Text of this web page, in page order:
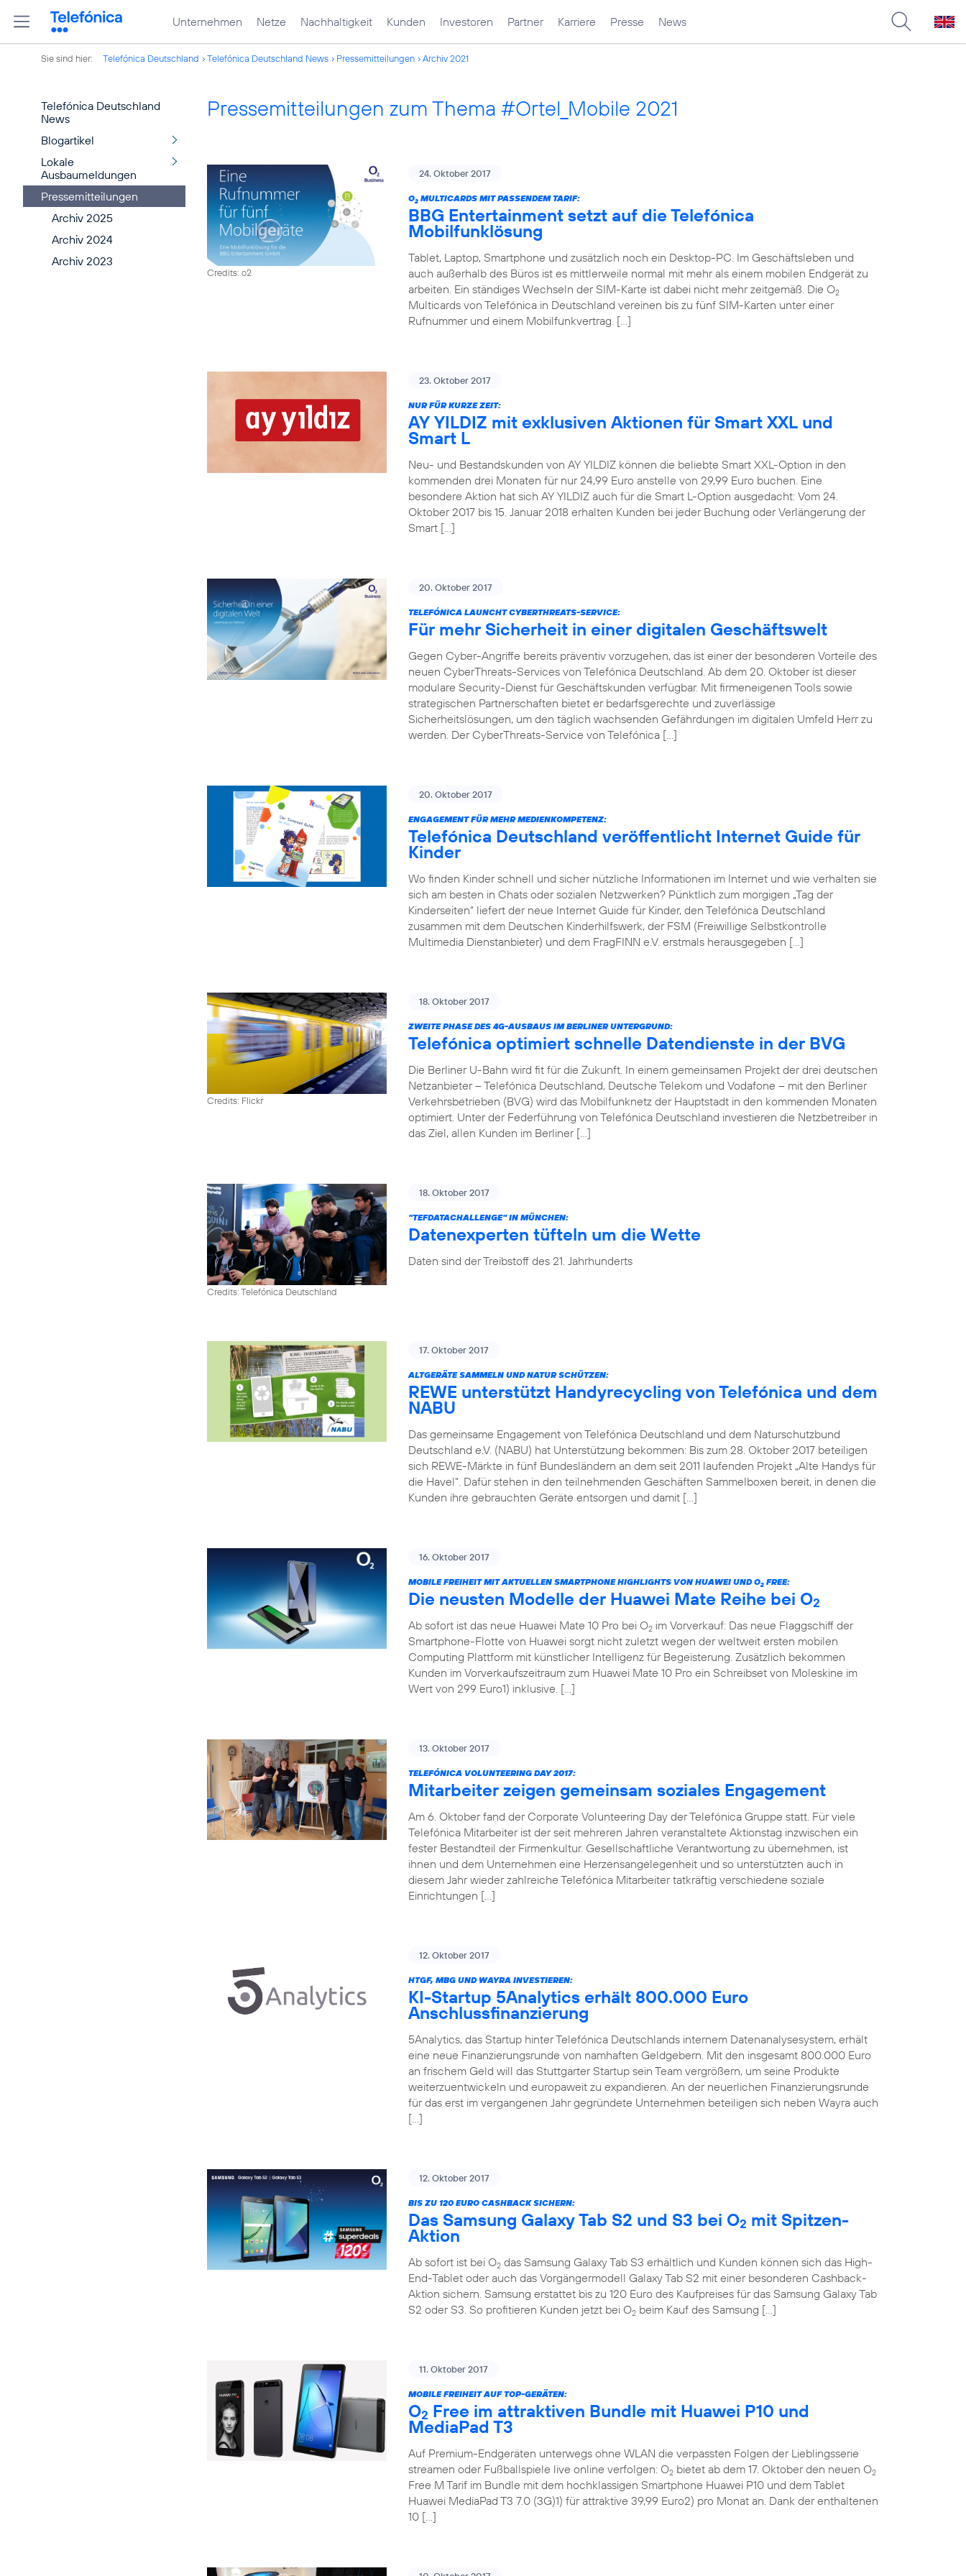
Unternehmen Netze Nachhaltigkeit Kunden Investoren Partner Karriere Presse News
Sie sind hier: Telefónica Deutschland Telefónica Deutschland News Pressemitteilungen Archiv 2021
Telefónica Deutschland
News
Blogartikel
Lokale
Ausbaumeldungen
Pressemitteilungen
Archiv 2025
Archiv 2024
Archiv 2023
Pressemitteilungen zum Thema #Ortel_Mobile 2021
Credits: o2
24. Oktober 2017
O2 MULTICARDS MIT PASSENDEM TARIF:
BBG Entertainment setzt auf die Telefónica
Mobilfunklösung
Tablet, Laptop, Smartphone und zusätzlich noch ein Desktop-PC. Im Geschäftsleben und
auch außerhalb des Büros ist es mittlerweile normal mit mehr als einem mobilen Endgerät zu
arbeiten. Ein ständiges Wechseln der SIM-Karte ist dabei nicht mehr zeitgemäß. Die O2
Multicards von Telefónica in Deutschland vereinen bis zu fünf SIM-Karten unter einer
Rufnummer und einem Mobilfunkvertrag. […]
23. Oktober 2017
NUR FÜR KURZE ZEIT:
AY YILDIZ mit exklusiven Aktionen für Smart XXL und
Smart L
Neu- und Bestandskunden von AY YILDIZ können die beliebte Smart XXL-Option in den
kommenden drei Monaten für nur 24,99 Euro anstelle von 29,99 Euro buchen. Eine
besondere Aktion hat sich AY YILDIZ auch für die Smart L-Option ausgedacht: Vom 24.
Oktober 2017 bis 15. Januar 2018 erhalten Kunden bei jeder Buchung oder Verlängerung der
Smart […]
20. Oktober 2017
TELEFÓNICA LAUNCHT CYBERTHREATS-SERVICE:
Für mehr Sicherheit in einer digitalen Geschäftswelt
Gegen Cyber-Angriffe bereits präventiv vorzugehen, das ist einer der besonderen Vorteile des
neuen CyberThreats-Services von Telefónica Deutschland. Ab dem 20. Oktober ist dieser
modulare Security-Dienst für Geschäftskunden verfügbar. Mit firmeneigenen Tools sowie
strategischen Partnerschaften bietet er bedarfsgerechte und zuverlässige
Sicherheitslösungen, um den täglich wachsenden Gefährdungen im digitalen Umfeld Herr zu
werden. Der CyberThreats-Service von Telefónica […]
20. Oktober 2017
ENGAGEMENT FÜR MEHR MEDIENKOMPETENZ:
Telefónica Deutschland veröffentlicht Internet Guide für
Kinder
Wo finden Kinder schnell und sicher nützliche Informationen im Internet und wie verhalten sie
sich am besten in Chats oder sozialen Netzwerken? Pünktlich zum morgigen „Tag der
Kinderseiten“ liefert der neue Internet Guide für Kinder, den Telefónica Deutschland
zusammen mit dem Deutschen Kinderhilfswerk, der FSM (Freiwillige Selbstkontrolle
Multimedia Dienstanbieter) und dem FragFINN e.V. erstmals herausgegeben […]
Credits: Flickr
18. Oktober 2017
ZWEITE PHASE DES 4G-AUSBAUS IM BERLINER UNTERGRUND:
Telefónica optimiert schnelle Datendienste in der BVG
Die Berliner U-Bahn wird fit für die Zukunft. In einem gemeinsamen Projekt der drei deutschen
Netzanbieter – Telefónica Deutschland, Deutsche Telekom und Vodafone – mit den Berliner
Verkehrsbetrieben (BVG) wird das Mobilfunknetz der Hauptstadt in den kommenden Monaten
optimiert. Unter der Federführung von Telefónica Deutschland investieren die Netzbetreiber in
das Ziel, allen Kunden im Berliner […]
Credits: Telefónica Deutschland
18. Oktober 2017
"TEFDATACHALLENGE" IN MÜNCHEN:
Datenexperten tüfteln um die Wette
Daten sind der Treibstoff des 21. Jahrhunderts
17. Oktober 2017
ALTGERÄTE SAMMELN UND NATUR SCHÜTZEN:
REWE unterstützt Handyrecycling von Telefónica und dem
NABU
Das gemeinsame Engagement von Telefónica Deutschland und dem Naturschutzbund
Deutschland e.V. (NABU) hat Unterstützung bekommen: Bis zum 28. Oktober 2017 beteiligen
sich REWE-Märkte in fünf Bundesländern an dem seit 2011 laufenden Projekt „Alte Handys für
die Havel“. Dafür stehen in den teilnehmenden Geschäften Sammelboxen bereit, in denen die
Kunden ihre gebrauchten Geräte entsorgen und damit […]
16. Oktober 2017
MOBILE FREIHEIT MIT AKTUELLEN SMARTPHONE HIGHLIGHTS VON HUAWEI UND O2 FREE:
Die neusten Modelle der Huawei Mate Reihe bei O2
Ab sofort ist das neue Huawei Mate 10 Pro bei O2 im Vorverkauf: Das neue Flaggschiff der
Smartphone-Flotte von Huawei sorgt nicht zuletzt wegen der weltweit ersten mobilen
Computing Plattform mit künstlicher Intelligenz für Begeisterung. Zusätzlich bekommen
Kunden im Vorverkaufszeitraum zum Huawei Mate 10 Pro ein Schreibset von Moleskine im
Wert von 299 Euro1) inklusive. […]
13. Oktober 2017
TELEFÓNICA VOLUNTEERING DAY 2017:
Mitarbeiter zeigen gemeinsam soziales Engagement
Am 6. Oktober fand der Corporate Volunteering Day der Telefónica Gruppe statt. Für viele
Telefónica Mitarbeiter ist der seit mehreren Jahren veranstaltete Aktionstag inzwischen ein
fester Bestandteil der Firmenkultur. Gesellschaftliche Verantwortung zu übernehmen, ist
ihnen und dem Unternehmen eine Herzensangelegenheit und so unterstützten auch in
diesem Jahr wieder zahlreiche Telefónica Mitarbeiter tatkräftig verschiedene soziale
Einrichtungen […]
12. Oktober 2017
HTGF, MBG UND WAYRA INVESTIEREN:
KI-Startup 5Analytics erhält 800.000 Euro
Anschlussfinanzierung
5Analytics, das Startup hinter Telefónica Deutschlands internem Datenanalysesystem, erhält
eine neue Finanzierungsrunde von namhaften Geldgebern. Mit den insgesamt 800.000 Euro
an frischem Geld will das Stuttgarter Startup sein Team vergrößern, um seine Produkte
weiterzuentwickeln und europaweit zu expandieren. An der neuerlichen Finanzierungsrunde
für das erst im vergangenen Jahr gegründete Unternehmen beteiligen sich neben Wayra auch
[…]
12. Oktober 2017
BIS ZU 120 EURO CASHBACK SICHERN:
Das Samsung Galaxy Tab S2 und S3 bei O2 mit Spitzen-
Aktion
Ab sofort ist bei O2 das Samsung Galaxy Tab S3 erhältlich und Kunden können sich das High-
End-Tablet oder auch das Vorgängermodell Galaxy Tab S2 mit einer besonderen Cashback-
Aktion sichern. Samsung erstattet bis zu 120 Euro des Kaufpreises für das Samsung Galaxy Tab
S2 oder S3. So profitieren Kunden jetzt bei O2 beim Kauf des Samsung […]
11. Oktober 2017
MOBILE FREIHEIT AUF TOP-GERÄTEN:
O2 Free im attraktiven Bundle mit Huawei P10 und
MediaPad T3
Auf Premium-Endgeräten unterwegs ohne WLAN die verpassten Folgen der Lieblingsserie
streamen oder Fußballspiele live online verfolgen: O2 bietet ab dem 17. Oktober den neuen O2
Free M Tarif im Bundle mit dem hochklassigen Smartphone Huawei P10 und dem Tablet
Huawei MediaPad T3 7.0 (3G)1) für attraktive 39,99 Euro2) pro Monat an. Dank der enthaltenen
10 […]